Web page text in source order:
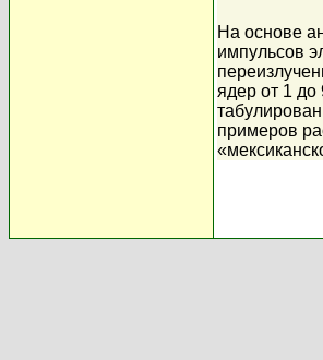
На основе
импульсов
ядер от 1
примеров